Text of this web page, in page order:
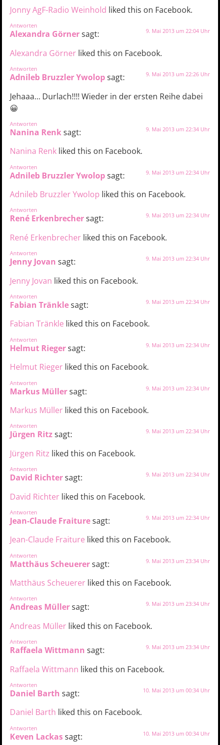
Jonny AgF-Radio Weinhold liked this on Facebook.
Antworten
Alexandra Görnersagt: 9. Mai 2013 um 22:04 Uhr
Alexandra Görner liked this on Facebook.
Antworten
Adnileb Bruzzler Ywolopsagt: 9. Mai 2013 um 22:26 Uhr
Jehaaa… Durlach!!!! Wieder in der ersten Reihe dabei
😀
Antworten
Nanina Renksagt: 9. Mai 2013 um 22:34 Uhr
Nanina Renk liked this on Facebook.
Antworten
Adnileb Bruzzler Ywolopsagt: 9. Mai 2013 um 22:34 Uhr
Adnileb Bruzzler Ywolop liked this on Facebook.
Antworten
René Erkenbrechersagt: 9. Mai 2013 um 22:34 Uhr
René Erkenbrecher liked this on Facebook.
Antworten
Jenny Jovan sagt: 9. Mai 2013 um 22:34 Uhr
Jenny Jovan liked this on Facebook.
Antworten
Fabian Tränklesagt: 9. Mai 2013 um 22:34 Uhr
Fabian Tränkle liked this on Facebook.
Antworten
Helmut Riegersagt: 9. Mai 2013 um 22:34 Uhr
Helmut Rieger liked this on Facebook.
Antworten
Markus Müllersagt: 9. Mai 2013 um 22:34 Uhr
Markus Müller liked this on Facebook.
Antworten
Jürgen Ritzsagt: 9. Mai 2013 um 22:34 Uhr
Jürgen Ritz liked this on Facebook.
Antworten
David Richtersagt: 9. Mai 2013 um 22:34 Uhr
David Richter liked this on Facebook.
Antworten
Jean-Claude Fraituresagt: 9. Mai 2013 um 22:34 Uhr
Jean-Claude Fraiture liked this on Facebook.
Antworten
Matthäus Scheuerersagt: 9. Mai 2013 um 23:34 Uhr
Matthäus Scheuerer liked this on Facebook.
Antworten
Andreas Müllersagt: 9. Mai 2013 um 23:34 Uhr
Andreas Müller liked this on Facebook.
Antworten
Raffaela Wittmann sagt: 9. Mai 2013 um 23:34 Uhr
Raffaela Wittmann liked this on Facebook.
Antworten
Daniel Barth sagt: 10. Mai 2013 um 00:34 Uhr
Daniel Barth liked this on Facebook.
Antworten
Keven Lackassagt: 10. Mai 2013 um 00:34 Uhr